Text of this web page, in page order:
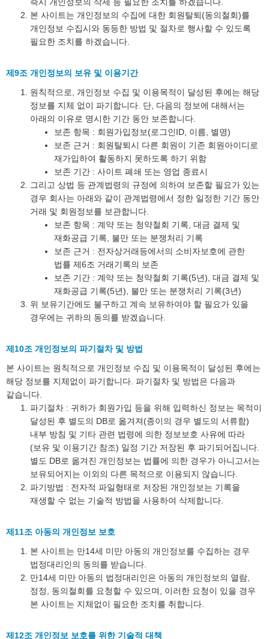
본 사이트는 개인정보의 수집에 대한 회원탈퇴(동의철회)를
개인정보 수집시와 동등한 방법 및 절차로 행사할 수 있도록
필요한 조치를 하겠습니다.
제9조 개인정보의 보유 및 이용기간
원칙적으로, 개인정보 수집 및 이용목적이 달성된 후에는 해당
정보를 지체 없이 파기합니다. 단, 다음의 정보에 대해서는
아래의 이유로 명시한 기간 동안 보존합니다.
보존 항목 : 회원가입정보(로그인ID, 이름, 별명)
보존 근거 : 회원탈퇴시 다른 회원이 기존 회원아이디로
재가입하여 활동하지 못하도록 하기 위함
보존 기간 : 사이트 폐쇄 또는 영업 종료시
그리고 상법 등 관계법령의 규정에 의하여 보존할 필요가 있는
경우 회사는 아래와 같이 관계법령에서 정한 일정한 기간 동안
거래 및 회원정보를 보관합니다.
보존 항목 : 계약 또는 청약철회 기록, 대금 결제 및
재화공급 기록, 불만 또는 분쟁처리 기록
보존 근거 : 전자상거래등에서의 소비자보호에 관한
법률 제6조 거래기록의 보존
보존 기간 : 계약 또는 청약철회 기록(5년), 대금 결제 및
재화공급 기록(5년), 불만 또는 분쟁처리 기록(3년)
위 보유기간에도 불구하고 계속 보유하여야 할 필요가 있을
경우에는 귀하의 동의를 받겠습니다.
제10조 개인정보의 파기절차 및 방법
본 사이트는 원칙적으로 개인정보 수집 및 이용목적이 달성된 후에는
해당 정보를 지체없이 파기합니다. 파기절차 및 방법은 다음과
같습니다.
파기절차 : 귀하가 회원가입 등을 위해 입력하신 정보는 목적이
달성된 후 별도의 DB로 옮겨져(종이의 경우 별도의 서류함)
내부 방침 및 기타 관련 법령에 의한 정보보호 사유에 따라
(보유 및 이용기간 참조) 일정 기간 저장된 후 파기되어집니다.
별도 DB로 옮겨진 개인정보는 법률에 의한 경우가 아니고서는
보유되어지는 이외의 다른 목적으로 이용되지 않습니다.
파기방법 : 전자적 파일형태로 저장된 개인정보는 기록을
재생할 수 없는 기술적 방법을 사용하여 삭제합니다.
제11조 아동의 개인정보 보호
본 사이트는 만14세 미만 아동의 개인정보를 수집하는 경우
법정대리인의 동의를 받습니다.
만14세 미만 아동의 법정대리인은 아동의 개인정보의 열람,
정정, 동의철회를 요청할 수 있으며, 이러한 요청이 있을 경우
본 사이트는 지체없이 필요한 조치를 취합니다.
제12조 개인정보 보호를 위한 기술적 대책